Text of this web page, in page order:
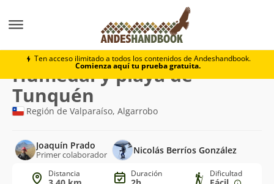
Ten acceso ilimitado a todos los contenidos de Andeshandbook.
Comienza aquí tu prueba gratuita.
Humedal y playa de Tunquén
Ruta
de
trekking
Humedal y playa de
Tunquén
Región de Valparaíso, Algarrobo
Joaquín Prado
Primer colaborador Nicolás Berríos González
Distancia Duración Dificultad